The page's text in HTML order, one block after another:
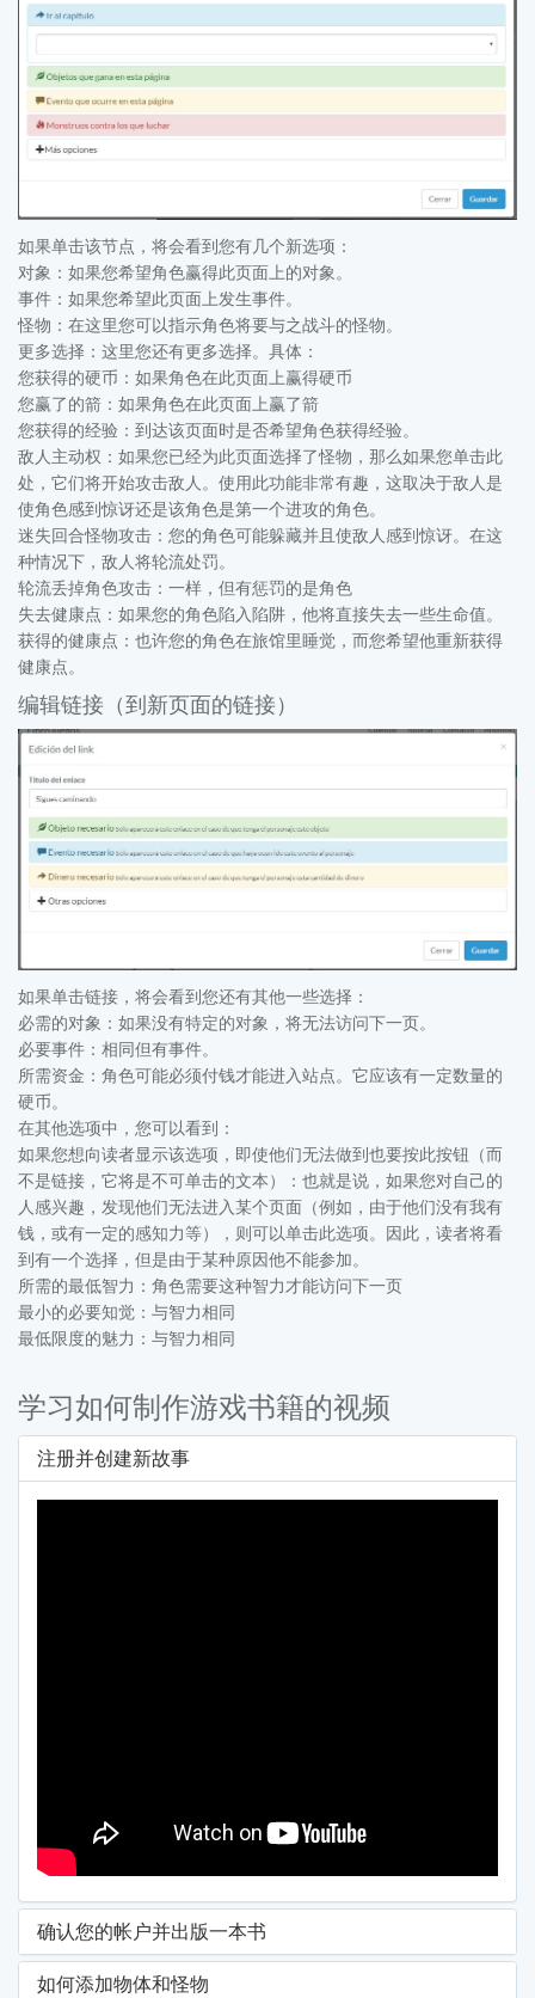
如果单击该节点，将会看到您有几个新选项：
对象：如果您希望角色赢得此页面上的对象。
事件：如果您希望此页面上发生事件。
怪物：在这里您可以指示角色将要与之战斗的怪物。
更多选择：这里您还有更多选择。具体：
您获得的硬币：如果角色在此页面上赢得硬币
您赢了的箭：如果角色在此页面上赢了箭
您获得的经验：到达该页面时是否希望角色获得经验。
敌人主动权：如果您已经为此页面选择了怪物，那么如果您单击此
处，它们将开始攻击敌人。使用此功能非常有趣，这取决于敌人是
使角色感到惊讶还是该角色是第一个进攻的角色。
迷失回合怪物攻击：您的角色可能躲藏并且使敌人感到惊讶。在这
种情况下，敌人将轮流处罚。
轮流丢掉角色攻击：一样，但有惩罚的是角色
失去健康点：如果您的角色陷入陷阱，他将直接失去一些生命值。
获得的健康点：也许您的角色在旅馆里睡觉，而您希望他重新获得
健康点。
编辑链接（到新页面的链接）
如果单击链接，将会看到您还有其他一些选择：
必需的对象：如果没有特定的对象，将无法访问下一页。
必要事件：相同但有事件。
所需资金：角色可能必须付钱才能进入站点。它应该有一定数量的
硬币。
在其他选项中，您可以看到：
如果您想向读者显示该选项，即使他们无法做到也要按此按钮（而
不是链接，它将是不可单击的文本）：也就是说，如果您对自己的
人感兴趣，发现他们无法进入某个页面（例如，由于他们没有我有
钱，或有一定的感知力等），则可以单击此选项。因此，读者将看
到有一个选择，但是由于某种原因他不能参加。
所需的最低智力：角色需要这种智力才能访问下一页
最小的必要知觉：与智力相同
最低限度的魅力：与智力相同
学习如何制作游戏书籍的视频
注册并创建新故事
确认您的帐户并出版一本书
如何添加物体和怪物